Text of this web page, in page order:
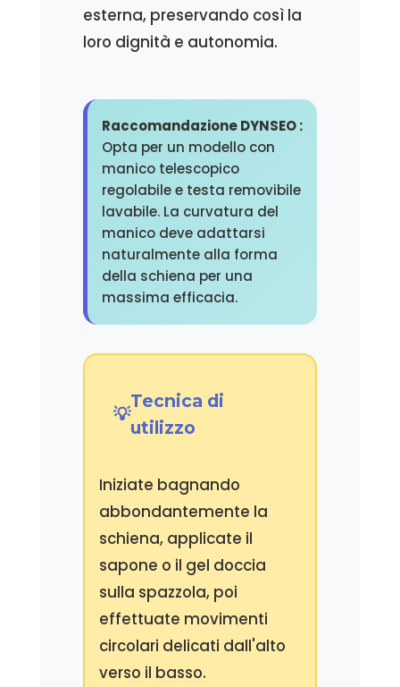
esterna, preservando così la
loro dignità e autonomia.
Raccomandazione DYNSEO :
Opta per un modello con
manico telescopico
regolabile e testa removibile
lavabile. La curvatura del
manico deve adattarsi
naturalmente alla forma
della schiena per una
massima efficacia.
Tecnica di
utilizzo
Iniziate bagnando
abbondantemente la
schiena, applicate il
sapone o il gel doccia
sulla spazzola, poi
effettuate movimenti
circolari delicati dall'alto
verso il basso.